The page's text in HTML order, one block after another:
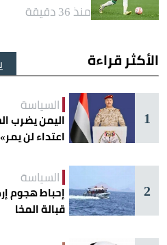
منذ 36 دقيقة
الأكثر قراءة
1
السياسة
اليمن يضرب
اعتداء لن يمر»
2
السياسة
إحباط هجوم
قبالة المخا